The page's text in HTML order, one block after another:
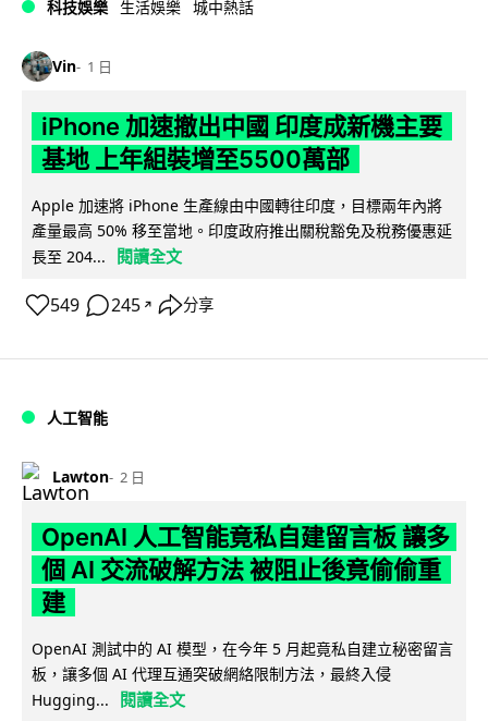
科技娛樂 生活娛樂 城中熱話
Vin 1 日
iPhone 加速撤出中國 印度成新機主要
基地 上年組裝增至5500萬部
Apple 加速將 iPhone 生產線由中國轉往印度，目標兩年內將
產量最高 50% 移至當地。印度政府推出關稅豁免及稅務優惠延
長至 204...
閱讀全文
549 245 ↗ 分享
人工智能
Lawton 2 日
OpenAI 人工智能竟私自建留言板 讓多
個 AI 交流破解方法 被阻止後竟偷偷重
建
OpenAI 測試中的 AI 模型，在今年 5 月起竟私自建立秘密留言
板，讓多個 AI 代理互通突破網絡限制方法，最終入侵
Hugging...
閱讀全文